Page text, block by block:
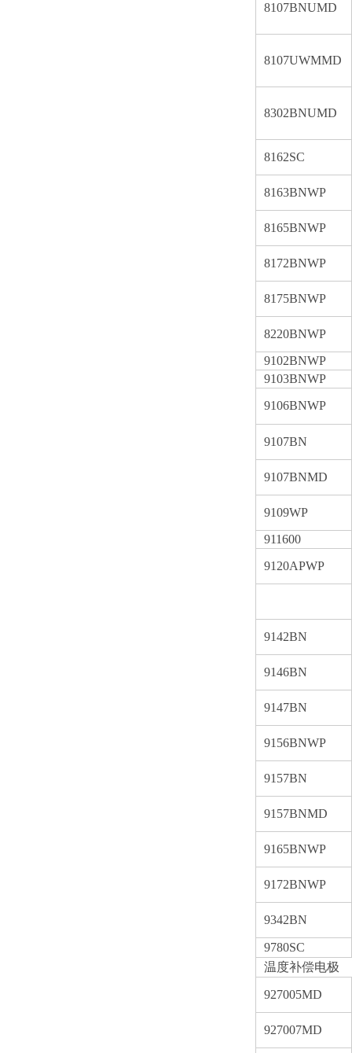
8107BNUMD
8107UWMMD
8302BNUMD
8162SC
8163BNWP
8165BNWP
8172BNWP
8175BNWP
8220BNWP
9102BNWP
9103BNWP
9106BNWP
9107BN
9107BNMD
9109WP
911600
9120APWP
9142BN
9146BN
9147BN
9156BNWP
9157BN
9157BNMD
9165BNWP
9172BNWP
9342BN
9780SC
温度补偿电极
927005MD
927007MD